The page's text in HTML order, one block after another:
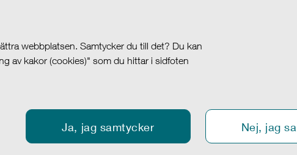
webbplatsen. Samtycker du till det? Du kan
av kakor (cookies)" som du hittar i sidfoten
Ja, jag samtycker Nej, jag